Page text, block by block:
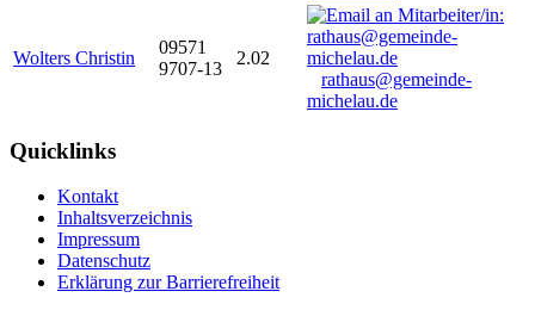
Wolters Christin
09571
9707-13
2.02
rathaus@gemeinde-
michelau.de
Quicklinks
Kontakt
Inhaltsverzeichnis
Impressum
Datenschutz
Erklärung zur Barrierefreiheit